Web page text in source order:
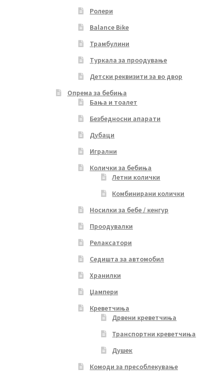
Ролери
Balance Bike
Трамбулини
Туркала за проодување
Детски реквизити за во двор
Опрема за бебиња
Бања и тоалет
Безбедносни апарати
Дубаци
Игрални
Колички за бебиња
Летни колички
Комбинирани колички
Носилки за бебе / кенгур
Проодувалки
Релаксатори
Седишта за автомобил
Хранилки
Џампери
Креветчиња
Дрвени креветчиња
Транспортни креветчиња
Душек
Комоди за пресоблекување